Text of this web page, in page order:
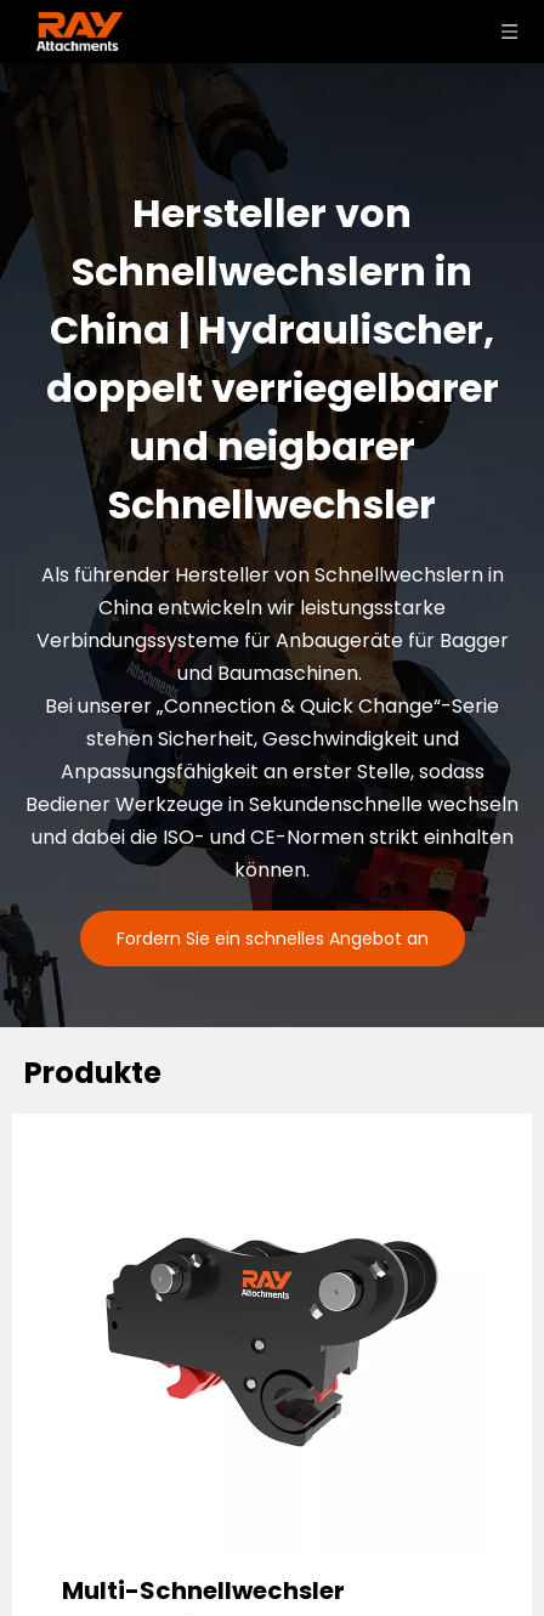
Hersteller von
Schnellwechslern in
China | Hydraulischer,
doppelt verriegelbarer
und neigbarer
Schnellwechsler
Als führender Hersteller von Schnellwechslern in
China entwickeln wir leistungsstarke
Verbindungssysteme für Anbaugeräte für Bagger
und Baumaschinen.
Bei unserer „Connection & Quick Change“-Serie
stehen Sicherheit, Geschwindigkeit und
Anpassungsfähigkeit an erster Stelle, sodass
Bediener Werkzeuge in Sekundenschnelle wechseln
und dabei die ISO- und CE-Normen strikt einhalten
können.
Fordern Sie ein schnelles Angebot an
Produkte
Multi-Schnellwechsler